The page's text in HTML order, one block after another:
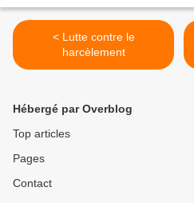
< Lutte contre le
harcèlement
Hébergé par Overblog
Top articles
Pages
Contact